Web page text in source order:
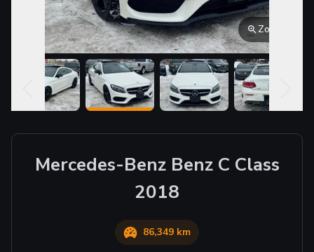
Zoom
Mercedes-Benz Benz C Class
2018
86,349 km